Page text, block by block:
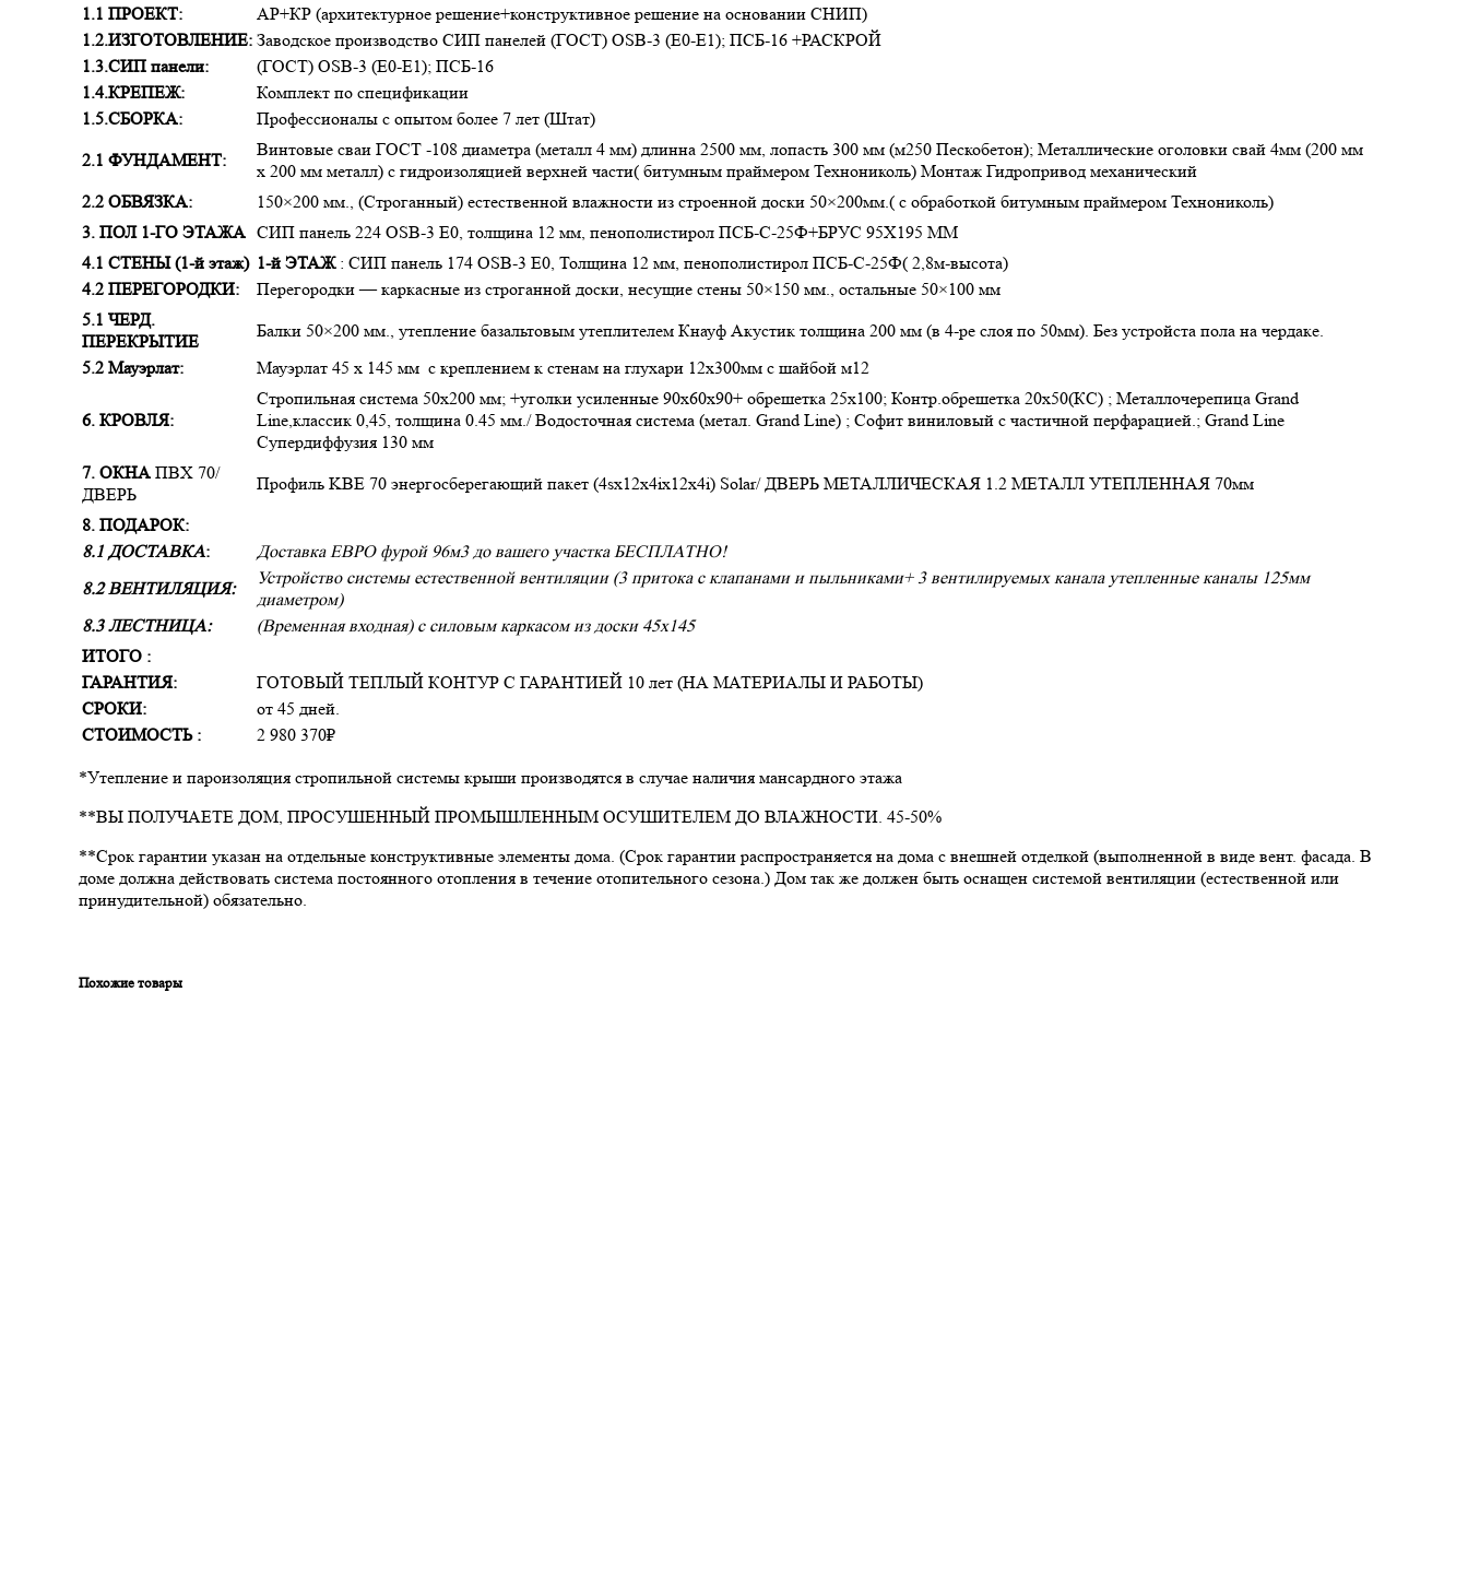
1.1 ПРОЕКТ:
АР+КР (архитектурное решение+конструктивное решение на основании СНИП)
1.2.ИЗГОТОВЛЕНИЕ: Заводское производство СИП панелей (ГОСТ) ОSB-3 (Е0-Е1); ПСБ-16 +РАСКРОЙ
1.3.СИП панели:
(ГОСТ) ОSB-3 (Е0-Е1); ПСБ-16
1.4.КРЕПЕЖ:
Комплект по спецификации
1.5.СБОРКА:
Профессионалы с опытом более 7 лет (Штат)
2.1 ФУНДАМЕНТ:
Винтовые сваи ГОСТ -108 диаметра (металл 4 мм) длинна 2500 мм, лопасть 300 мм (м250 Пескобетон); Металлические оголовки свай 4мм (200 мм
х 200 мм металл) с гидроизоляцией верхней части( битумным праймером Технониколь) Монтаж Гидропривод механический
2.2 ОБВЯЗКА:
150×200 мм., (Строганный) естественной влажности из строенной доски 50×200мм.( с обработкой битумным праймером Технониколь)
3. ПОЛ 1-ГО ЭТАЖА СИП панель 224 OSB-3 Е0, толщина 12 мм, пенополистирол ПСБ-С-25Ф+БРУС 95Х195 ММ
4.1 СТЕНЫ (1-й этаж) 1-й ЭТАЖ: СИП панель 174 OSB-3 Е0, Толщина 12 мм, пенополистирол ПСБ-С-25Ф( 2,8м-высота)
4.2 ПЕРЕГОРОДКИ:
Перегородки — каркасные из строганной доски, несущие стены 50×150 мм., остальные 50×100 мм
5.1 ЧЕРД.
ПЕРЕКРЫТИЕ
Балки 50×200 мм., утепление базальтовым утеплителем Кнауф Акустик толщина 200 мм (в 4-ре слоя по 50мм). Без устройста пола на чердаке.
5.2 Мауэрлат:
Мауэрлат 45 х 145 мм с креплением к стенам на глухари 12х300мм с шайбой м12
6. КРОВЛЯ:
Стропильная система 50х200 мм; +уголки усиленные 90х60х90+ обрешетка 25х100; Контр.обрешетка 20х50(КС) ; Металлочерепица Grand
Line,классик 0,45, толщина 0.45 мм./ Водосточная система (метал. Grand Line) ; Софит виниловый с частичной перфарацией.; Grand Line
Супердиффузия 130 мм
7. ОКНА ПВХ 70/
ДВЕРЬ
Профиль KBE 70 энергосберегающий пакет (4sх12х4iх12х4i) Solar/ ДВЕРЬ МЕТАЛЛИЧЕСКАЯ 1.2 МЕТАЛЛ УТЕПЛЕННАЯ 70мм
8. ПОДАРОК:
8.1 ДОСТАВКА:
Доставка ЕВРО фурой 96м3 до вашего участка БЕСПЛАТНО!
8.2 ВЕНТИЛЯЦИЯ:
Устройство системы естественной вентиляции (3 притока с клапанами и пыльниками+ 3 вентилируемых канала утепленные каналы 125мм
диаметром)
8.3 ЛЕСТНИЦА:
(Временная входная) с силовым каркасом из доски 45х145
ИТОГО :
ГАРАНТИЯ:
ГОТОВЫЙ ТЕПЛЫЙ КОНТУР С ГАРАНТИЕЙ 10 лет (НА МАТЕРИАЛЫ И РАБОТЫ)
СРОКИ:
от 45 дней.
СТОИМОСТЬ :
2 980 370₽
*Утепление и пароизоляция стропильной системы крыши производятся в случае наличия мансардного этажа
**ВЫ ПОЛУЧАЕТЕ ДОМ, ПРОСУШЕННЫЙ ПРОМЫШЛЕННЫМ ОСУШИТЕЛЕМ ДО ВЛАЖНОСТИ. 45-50%
**Срок гарантии указан на отдельные конструктивные элементы дома. (Срок гарантии распространяется на дома с внешней отделкой (выполненной в виде вент. фасада. В
доме должна действовать система постоянного отопления в течение отопительного сезона.) Дом так же должен быть оснащен системой вентиляции (естественной или
принудительной) обязательно.
Похожие товары